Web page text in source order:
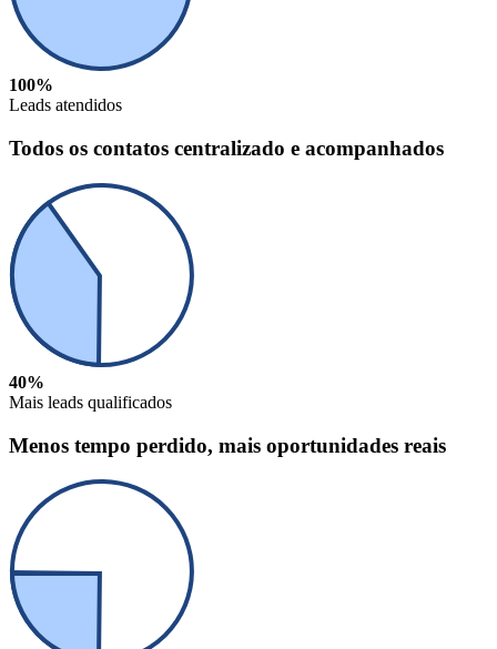
100%
Leads atendidos
Todos os contatos centralizado e acompanhados
40%
Mais leads qualificados
Menos tempo perdido, mais oportunidades reais